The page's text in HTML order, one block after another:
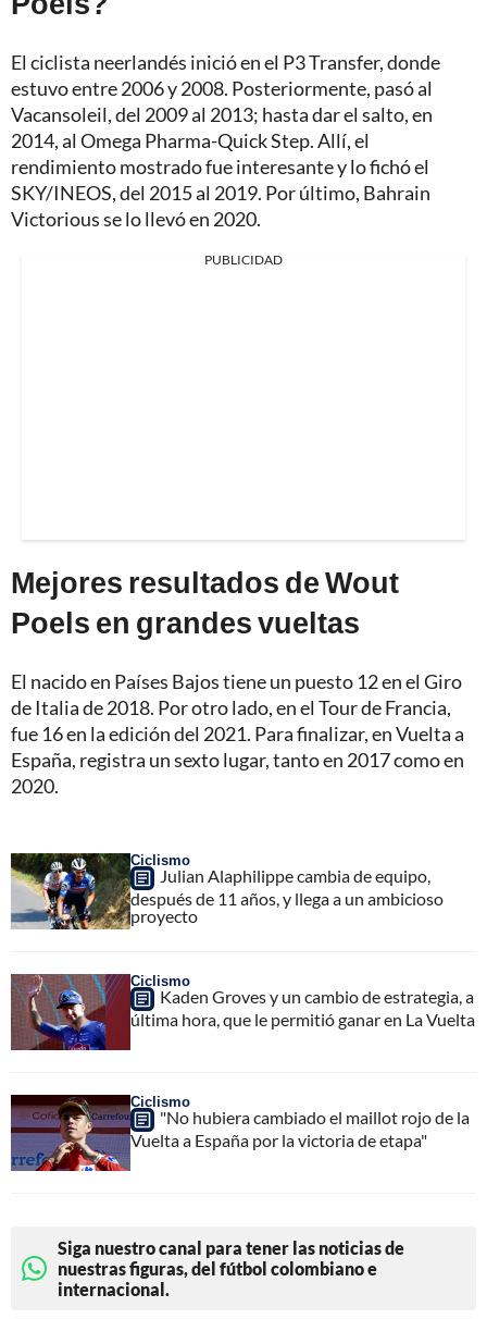
El ciclista neerlandés inició en el P3 Transfer, donde
estuvo entre 2006 y 2008. Posteriormente, pasó al
Vacansoleil, del 2009 al 2013; hasta dar el salto, en
2014, al Omega Pharma-Quick Step. Allí, el
rendimiento mostrado fue interesante y lo fichó el
SKY/INEOS, del 2015 al 2019. Por último, Bahrain
Victorious se lo llevó en 2020.
PUBLICIDAD
Mejores resultados de Wout
Poels en grandes vueltas
El nacido en Países Bajos tiene un puesto 12 en el Giro
de Italia de 2018. Por otro lado, en el Tour de Francia,
fue 16 en la edición del 2021. Para finalizar, en Vuelta a
España, registra un sexto lugar, tanto en 2017 como en
2020.
Ciclismo
Julian Alaphilippe cambia de equipo,
después de 11 años, y llega a un ambicioso
proyecto
Ciclismo
Kaden Groves y un cambio de estrategia, a
última hora, que le permitió ganar en La Vuelta
Ciclismo
"No hubiera cambiado el maillot rojo de la
Vuelta a España por la victoria de etapa"
Siga nuestro canal para tener las noticias de
nuestras figuras, del fútbol colombiano e
internacional.